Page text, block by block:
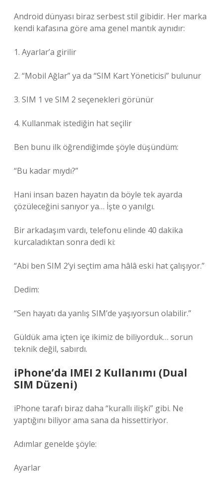
Android dünyası biraz serbest stil gibidir. Her marka
kendi kafasına göre ama genel mantık aynıdır:
1. Ayarlar’a girilir
2. “Mobil Ağlar” ya da “SIM Kart Yöneticisi” bulunur
3. SIM 1 ve SIM 2 seçenekleri görünür
4. Kullanmak istediğin hat seçilir
Ben bunu ilk öğrendiğimde şöyle düşündüm:
“Bu kadar mıydı?”
Hani insan bazen hayatın da böyle tek ayarda
çözüleceğini sanıyor ya… İşte o yanılgı.
Bir arkadaşım vardı, telefonu elinde 40 dakika
kurcaladıktan sonra dedi ki:
“Abi ben SIM 2’yi seçtim ama hâlâ eski hat çalışıyor.”
Dedim:
“Sen hayatı da yanlış SIM’de yaşıyorsun olabilir.”
Güldük ama içten içe ikimiz de biliyorduk… sorun
teknik değil, sabırdı.
iPhone’da IMEI 2 Kullanımı (Dual
SIM Düzeni)
iPhone tarafı biraz daha “kurallı ilişki” gibi. Ne
yaptığını biliyor ama sana da hissettiriyor.
Adımlar genelde şöyle:
Ayarlar